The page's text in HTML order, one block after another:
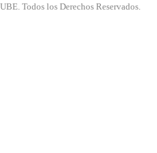
Todos los Derechos Reservados.